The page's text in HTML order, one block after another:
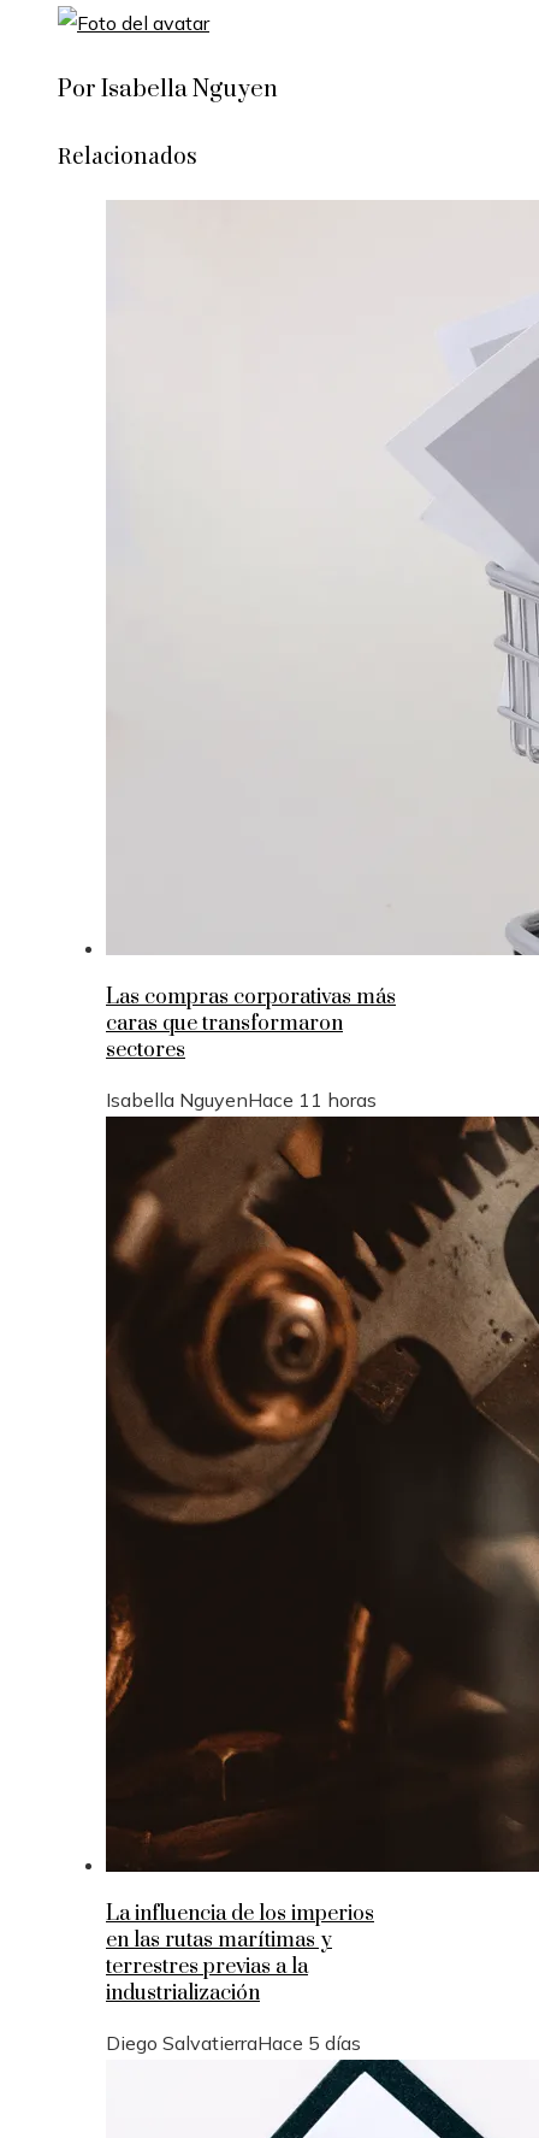
Por Isabella Nguyen
Relacionados
Las compras corporativas más
caras que transformaron
sectores
Isabella NguyenHace 11 horas
La influencia de los imperios
en las rutas marítimas y
terrestres previas a la
industrialización
Diego SalvatierraHace 5 días